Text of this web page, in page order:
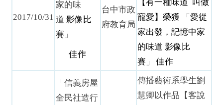
2017/10/31
家的味
道 影像比
賽 」
佳作
台中市政
府教育局
【有一種味道 叫做
寵愛】榮獲
「愛從
家出發，記憶中家
的味道 影像比
賽」
佳作
「信義房屋
全民社造行
傳播藝術系學生劉
慧卿以作品【客說